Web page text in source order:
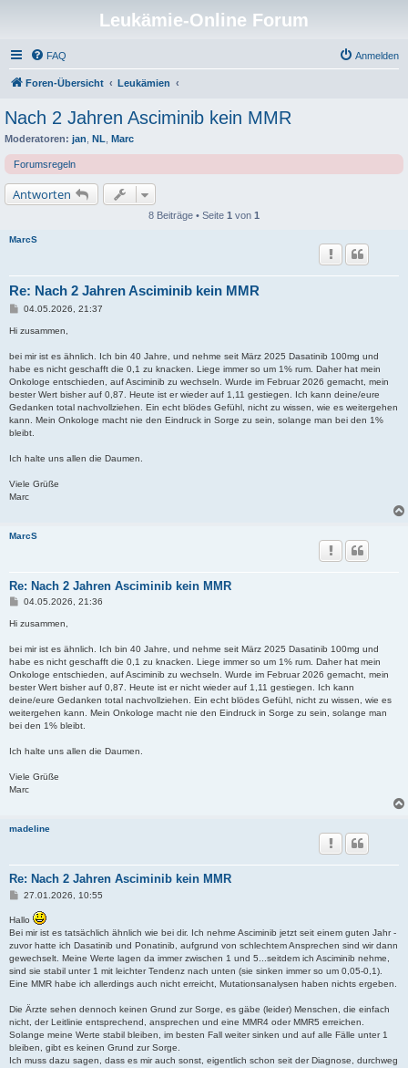
Leukämie-Online Forum
FAQ Anmelden
Foren-Übersicht Leukämien
Nach 2 Jahren Asciminib kein MMR
Moderatoren: jan NL Marc
Forumsregeln
Antworten
8 Beiträge • Seite 1 von 1
MarcS
Re: Nach 2 Jahren Asciminib kein MMR
B
i
r
a
g
04.05.2026, 21:37
Hi zusammen,
bei mir ist es ähnlich. Ich bin 40 Jahre, und nehme seit März 2025 Dasatinib 100mg und
habe es nicht geschafft die 0,1 zu knacken. Liege immer so um 1% rum. Daher hat mein
Onkologe entschieden, auf Asciminib zu wechseln. Wurde im Februar 2026 gemacht, mein
bester Wert bisher auf 0,87. Heute ist er wieder auf 1,11 gestiegen. Ich kann deine/eure
Gedanken total nachvollziehen. Ein echt blödes Gefühl, nicht zu wissen, wie es weitergehen
kann. Mein Onkologe macht nie den Eindruck in Sorge zu sein, solange man bei den 1%
bleibt.
Ich halte uns allen die Daumen.
Viele Grüße
Marc
MarcS
Re: Nach 2 Jahren Asciminib kein MMR
B
i
r
g
04.05.2026, 21:36
Hi zusammen,
bei mir ist es ähnlich. Ich bin 40 Jahre, und nehme seit März 2025 Dasatinib 100mg und
habe es nicht geschafft die 0,1 zu knacken. Liege immer so um 1% rum. Daher hat mein
Onkologe entschieden, auf Asciminib zu wechseln. Wurde im Februar 2026 gemacht, mein
bester Wert bisher auf 0,87. Heute ist er nicht wieder auf 1,11 gestiegen. Ich kann
deine/eure Gedanken total nachvollziehen. Ein echt blödes Gefühl, nicht zu wissen, wie es
weitergehen kann. Mein Onkologe macht nie den Eindruck in Sorge zu sein, solange man
bei den 1% bleibt.
Ich halte uns allen die Daumen.
Viele Grüße
Marc
madeline
Re: Nach 2 Jahren Asciminib kein MMR
B
i
t
r
a
g
27.01.2026, 10:55
Hallo
Bei mir ist es tatsächlich ähnlich wie bei dir. Ich nehme Asciminib jetzt seit einem guten Jahr -
zuvor hatte ich Dasatinib und Ponatinib, aufgrund von schlechtem Ansprechen sind wir dann
gewechselt. Meine Werte lagen da immer zwischen 1 und 5...seitdem ich Asciminib nehme,
sind sie stabil unter 1 mit leichter Tendenz nach unten (sie sinken immer so um 0,05-0,1).
Eine MMR habe ich allerdings auch nicht erreicht, Mutationsanalysen haben nichts ergeben.
Die Ärzte sehen dennoch keinen Grund zur Sorge, es gäbe (leider) Menschen, die einfach
nicht, der Leitlinie entsprechend, ansprechen und eine MMR4 oder MMR5 erreichen.
Solange meine Werte stabil bleiben, im besten Fall weiter sinken und auf alle Fälle unter 1
bleiben, gibt es keinen Grund zur Sorge.
Ich muss dazu sagen, dass es mir auch sonst, eigentlich schon seit der Diagnose, durchweg